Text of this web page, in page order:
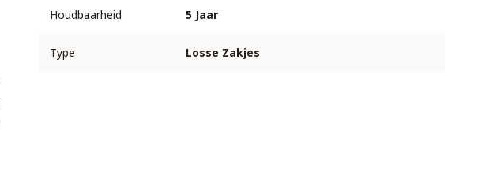
Houdbaarheid 5 Jaar
Type Losse Zakjes